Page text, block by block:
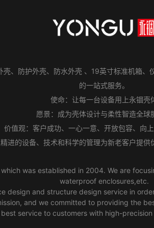
、防护外壳、防水外壳 、19英寸标准机箱
的一站式服务。
使命：让每一台设备用上永锢壳
愿景：成为壳体设计与柔性智造全球
价值观：客户成功、一心一意、开放包容、向
进的设备、技术和科学的管理为新老客户提供
was established in 2004. We are
waterproof enclosures,etc.
design and structure design service in
and we committed to providing the
service to customers with high-